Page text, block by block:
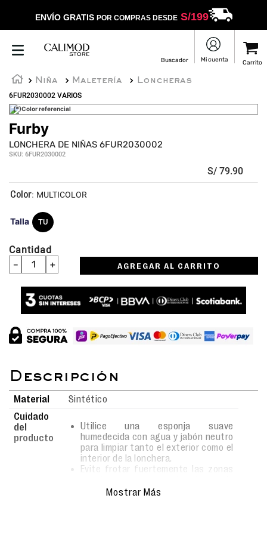
ENVÍO GRATIS POR COMPRAS DESDES/199
Niña Maletería
Loncheras
6FUR2030002 VARIOS
(*)Color referencial
Furby
LONCHERA DE NIÑAS 6FUR2030002
SKU: 6FUR2030002
S/ 79.90
Talla TU
: MULTICOLOR
Cantidad
＋
－ AGREGAR AL CARRITO
Material
Sintético
Cuidado
del
producto
Utilice una esponja suave
humedecida con agua y jabón neutro
para limpiar tanto el exterior como el
interior de la lonchera.
Evite frotar fuertemente las zonas
personajes para no dañar la
Mostrar Más